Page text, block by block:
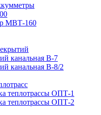
МВТ-160
канальная В-7
канальная В-8/2
теплотрассы ОПТ-1
теплотрассы ОПТ-2